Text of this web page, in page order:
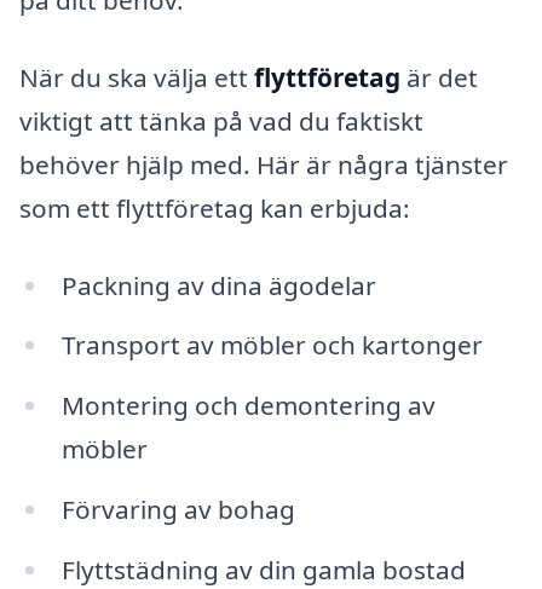
När du ska välja ett flyttföretag är det
viktigt att tänka på vad du faktiskt
behöver hjälp med. Här är några tjänster
som ett flyttföretag kan erbjuda:
Packning av dina ägodelar
Transport av möbler och kartonger
Montering och demontering av
möbler
Förvaring av bohag
Flyttstädning av din gamla bostad